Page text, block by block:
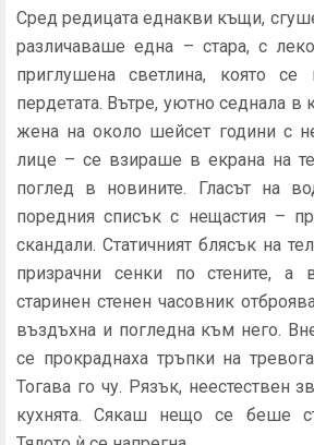
Сред редицата еднакви къщи,
раз­личаваше една – стара, с
приглушена светлина, която
пердетата. Вътре, уютно седнала в
жена на около шейсет години с
лице – се взираше в екрана на
поглед в новините. Гласът на
поредния списък с нещастия –
скандали. Статичният блясък на
призрачни сенки по стените, а
старинен стенен часовник
въздъхна и погледна към него.
се прокраднаха тръпки на
Тогава го чу. Рязък, неестествен
кухнята. Сякаш нещо се беше